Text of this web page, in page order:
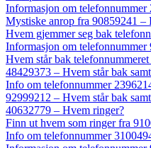
Informasjon om telefonnummer
Mystiske anrop fra 90859241 –
Hvem gjemmer seg bak
Informasjon om telefonnummer
Hvem står bak
48429373 – Hvem står bak
Info om telefonnummer
92999212 – Hvem står bak
40632779 – Hvem ringer?
Finn ut hvem som ringer fra
Info om telefonnummer